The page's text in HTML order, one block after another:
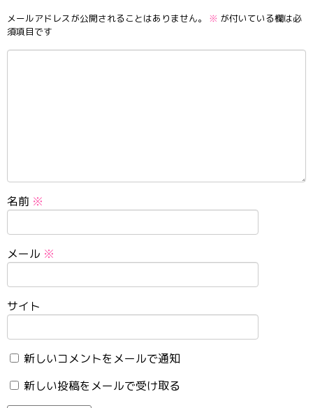
メールアドレスが公開されることはありません。 ※ が付いている欄は必
須項目です
名前 ※
メール ※
サイト
新しいコメントをメールで通知
新しい投稿をメールで受け取る